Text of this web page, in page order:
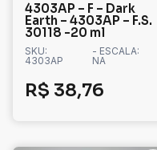
4303AP – F – Dark
Earth – 4303AP – F.S.
30118 -20 ml
SKU:
4303AP
- ESCALA:
NA
R$ 38,76